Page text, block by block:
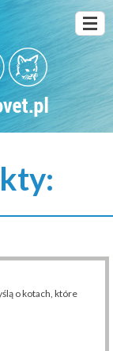
o kotach, które